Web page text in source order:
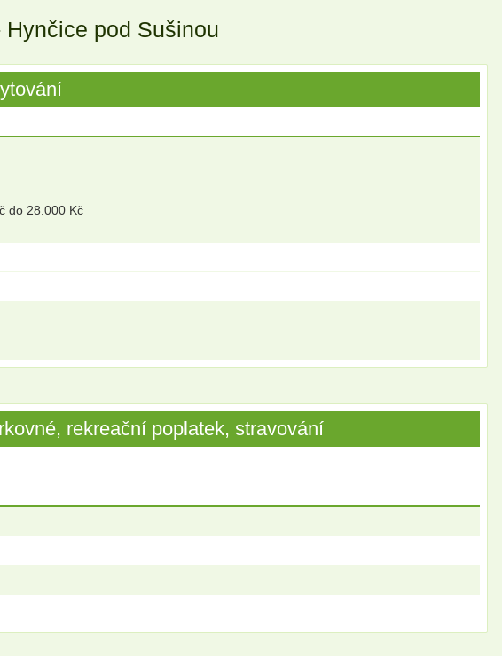
pod Sušinou
do 28.000 Kč
rekreační poplatek, stravování